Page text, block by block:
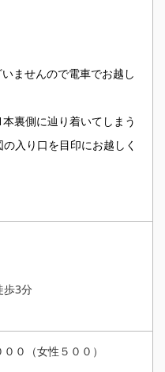
ませんので電車でお越し
裏側に辿り着いてしまう
入り口を目印にお越しく
歩3分
０（女性５００）